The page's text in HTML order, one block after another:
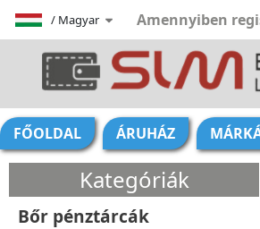
/ Magyar Amennyiben
FŐOLDAL ÁRUHÁZ
Kategóriák
Bőr pénztárcák